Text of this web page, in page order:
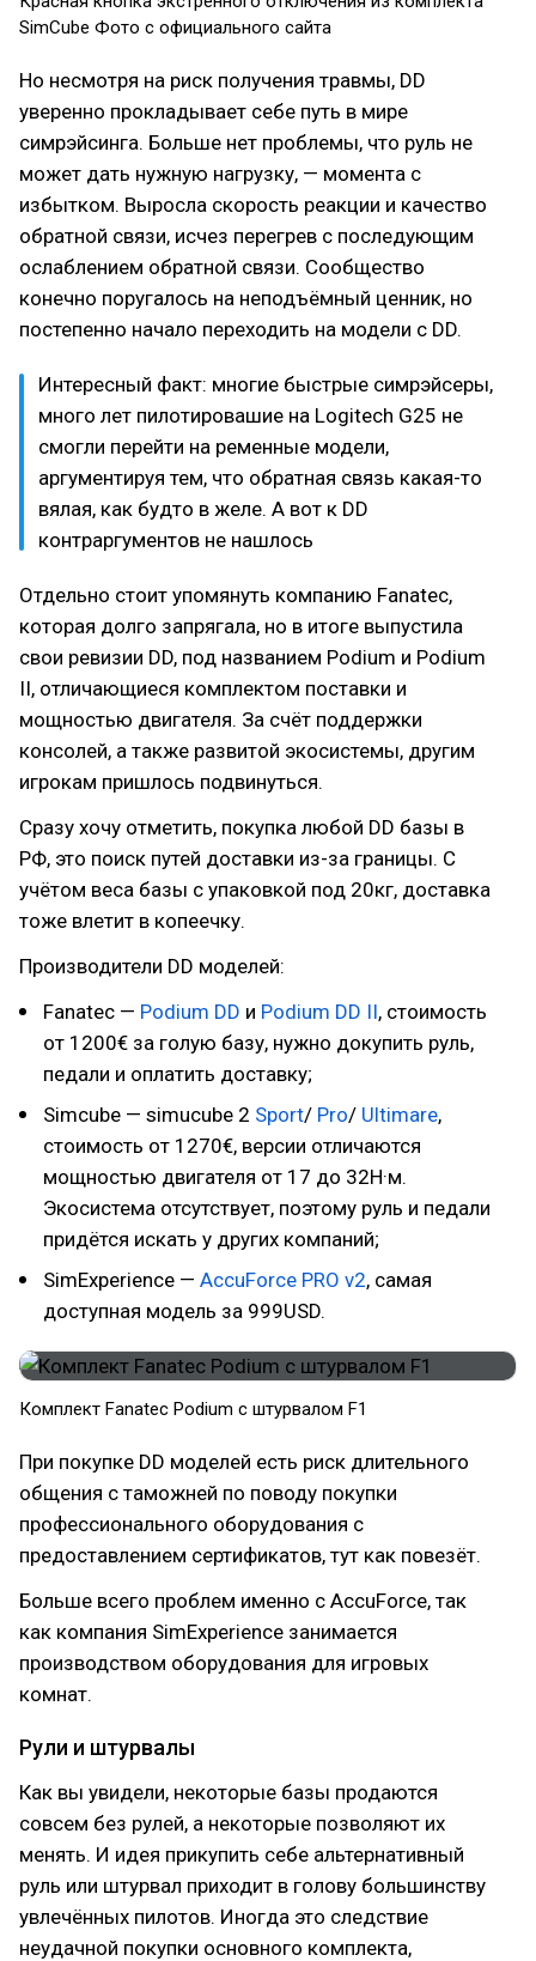
SimCube Фото с официального сайта
Но несмотря на риск получения травмы, DD
уверенно прокладывает себе путь в мире
симрэйсинга. Больше нет проблемы, что руль не
может дать нужную нагрузку, — момента с
избытком. Выросла скорость реакции и качество
обратной связи, исчез перегрев с последующим
ослаблением обратной связи. Сообщество
конечно поругалось на неподъёмный ценник, но
постепенно начало переходить на модели с DD.
Интересный факт: многие быстрые симрэйсеры,
много лет пилотировашие на Logitech G25 не
смогли перейти на ременные модели,
аргументируя тем, что обратная связь какая-то
вялая, как будто в желе. А вот к DD
контраргументов не нашлось
Отдельно стоит упомянуть компанию Fanatec,
которая долго запрягала, но в итоге выпустила
свои ревизии DD, под названием Podium и Podium
II, отличающиеся комплектом поставки и
мощностью двигателя. За счёт поддержки
консолей, а также развитой экосистемы, другим
игрокам пришлось подвинуться.
Сразу хочу отметить, покупка любой DD базы в
РФ, это поиск путей доставки из-за границы. С
учётом веса базы с упаковкой под 20кг, доставка
тоже влетит в копеечку.
Производители DD моделей:
Fanatec — Podium DD и Podium DD II, стоимость
от 1200€ за голую базу, нужно докупить руль,
педали и оплатить доставку;
Simcube — simucube 2 Sport/ Pro/ Ultimare,
стоимость от 1270€, версии отличаются
мощностью двигателя от 17 до 32Н·м.
Экосистема отсутствует, поэтому руль и педали
придётся искать у других компаний;
SimExperience — AccuForce PRO v2, самая
доступная модель за 999USD.
Комплект Fanatec Podium с штурвалом F1
При покупке DD моделей есть риск длительного
общения с таможней по поводу покупки
профессионального оборудования с
предоставлением сертификатов, тут как повезёт.
Больше всего проблем именно с AccuForce, так
как компания SimExperience занимается
производством оборудования для игровых
комнат.
Рули и штурвалы
Как вы увидели, некоторые базы продаются
совсем без рулей, а некоторые позволяют их
менять. И идея прикупить себе альтернативный
руль или штурвал приходит в голову большинству
увлечённых пилотов. Иногда это следствие
неудачной покупки основного комплекта,